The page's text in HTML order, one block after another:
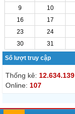
9
10
16
17
23
24
30
31
Số lượt truy cập
Thống kê: 12.634.139
Online: 107